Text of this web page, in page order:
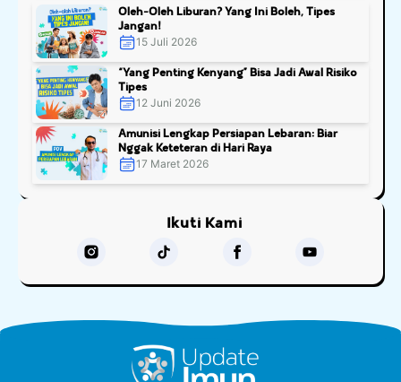
Oleh-Oleh Liburan? Yang Ini Boleh, Tipes
Jangan!
15 Juli 2026
“Yang Penting Kenyang” Bisa Jadi Awal Risiko
Tipes
12 Juni 2026
Amunisi Lengkap Persiapan Lebaran: Biar
Nggak Keteteran di Hari Raya
17 Maret 2026
Ikuti Kami